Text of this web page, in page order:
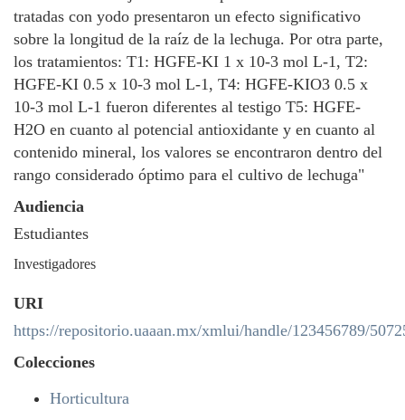
tratadas con yodo presentaron un efecto significativo
sobre la longitud de la raíz de la lechuga. Por otra parte,
los tratamientos: T1: HGFE-KI 1 x 10-3 mol L-1, T2:
HGFE-KI 0.5 x 10-3 mol L-1, T4: HGFE-KIO3 0.5 x
10-3 mol L-1 fueron diferentes al testigo T5: HGFE-
H2O en cuanto al potencial antioxidante y en cuanto al
contenido mineral, los valores se encontraron dentro del
rango considerado óptimo para el cultivo de lechuga"
Audiencia
Estudiantes
Investigadores
URI
https://repositorio.uaaan.mx/xmlui/handle/123456789/
Colecciones
Horticultura